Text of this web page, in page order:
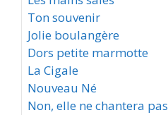
Ton souvenir
Jolie boulangère
Dors petite marmotte
La Cigale
Nouveau Né
Non, elle ne chantera pas